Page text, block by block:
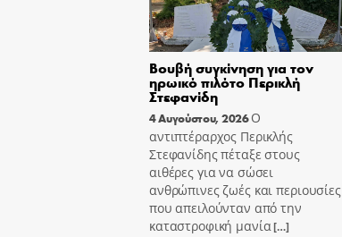
Βουβή συγκίνηση για τον
ηρωικό πιλότο Περικλή
Στεφανίδη
4 Αυγούστου, 2026Ο
αντιπτέραρχος Περικλής
Στεφανίδης πέταξε στους
αιθέρες για να σώσει
ανθρώπινες ζωές και περιουσίες
που απειλούνταν από την
καταστροφική μανία[…]